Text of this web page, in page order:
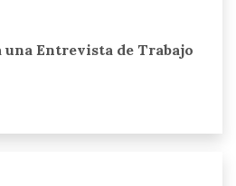
una Entrevista de Trabajo